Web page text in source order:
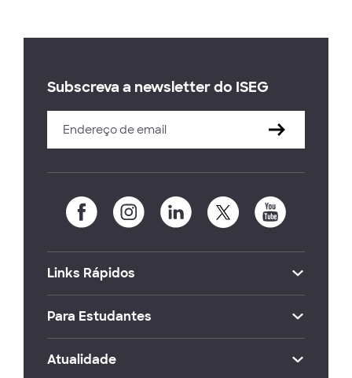
Subscreva a newsletter do ISEG
Links Rápidos
Para Estudantes
Atualidade